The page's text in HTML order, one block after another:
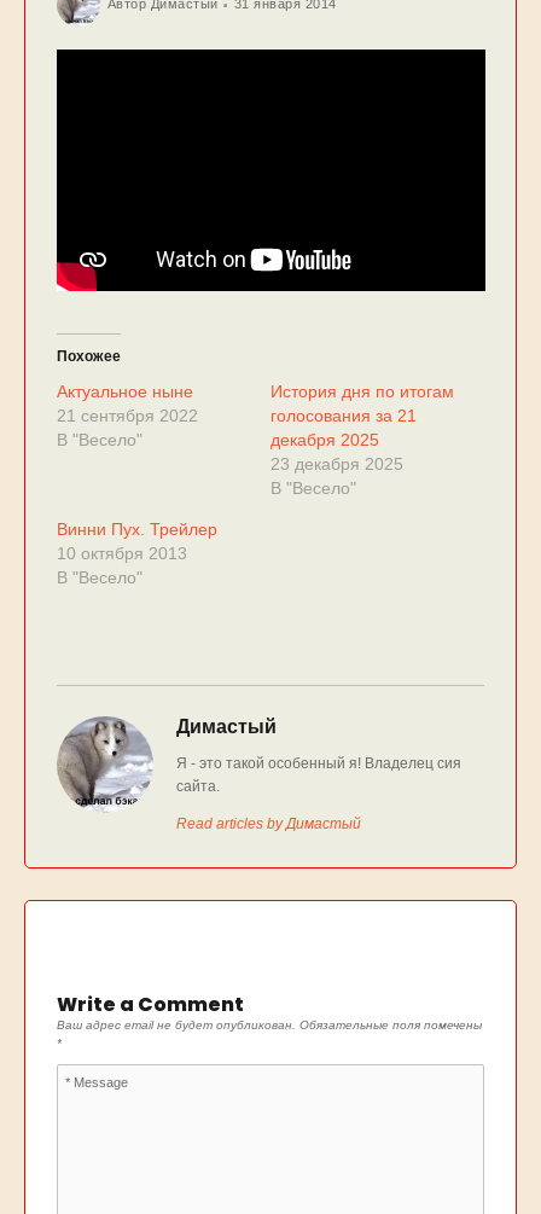
Автор Димастый 31 января 2014
Похожее
Актуальное ныне
21 сентября 2022
В "Весело"
История дня по итогам
голосования за 21
декабря 2025
23 декабря 2025
В "Весело"
Винни Пух. Трейлер
10 октября 2013
В "Весело"
Димастый
Я - это такой особенный я! Владелец сия
сайта.
Read articles by Димастый
Write a Comment
Ваш адрес email не будет опубликован. Обязательные поля помечены
*